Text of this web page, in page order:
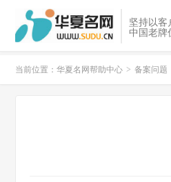
坚持以客
中国老牌
当前位置： 华夏名网帮助中心 > 备案问题